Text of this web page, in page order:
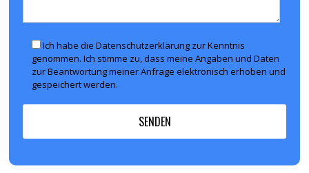
Ich habe die Datenschutzerklärung zur Kenntnis
genommen. Ich stimme zu, dass meine Angaben und Daten
zur Beantwortung meiner Anfrage elektronisch erhoben und
gespeichert werden.